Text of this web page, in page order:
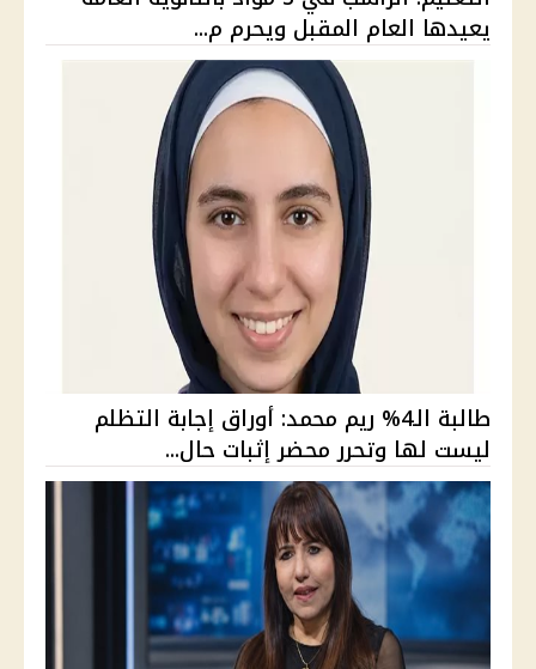
يعيدها العام المقبل ويحرم م...
طالبة الـ4% ريم محمد: أوراق إجابة التظلم
ليست لها وتحرر محضر إثبات حال...